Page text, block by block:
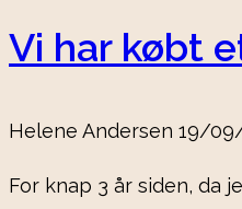
Vi har købt
Helene Andersen 19/
For knap 3 år siden, da